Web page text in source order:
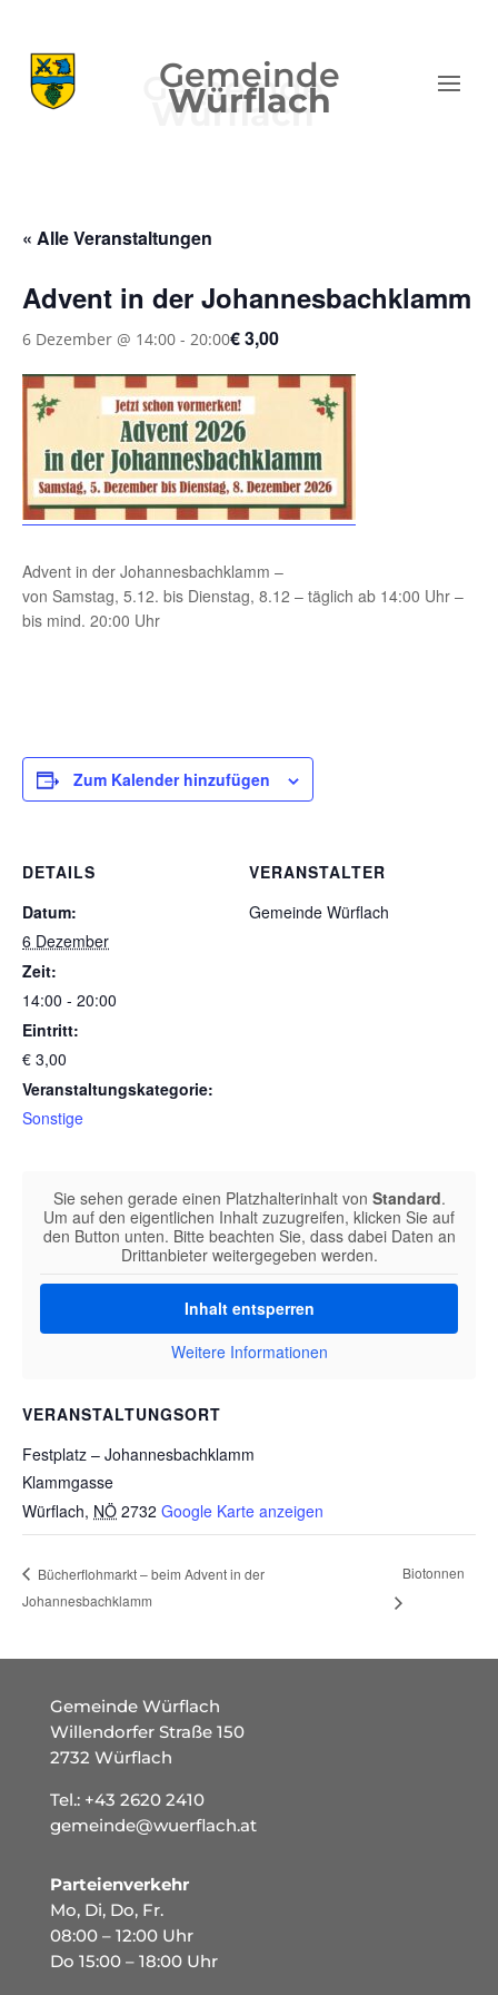
Gemeinde
Würflach
« Alle Veranstaltungen
Advent in der Johannesbachklamm
6 Dezember @ 14:00 - 20:00€ 3,00
Advent in der Johannesbachklamm –
von Samstag, 5.12. bis Dienstag, 8.12 – täglich ab 14:00 Uhr –
bis mind. 20:00 Uhr
Zum Kalender hinzufügen
DETAILS
Datum:
6 Dezember
Zeit:
14:00 - 20:00
Eintritt:
€ 3,00
Veranstaltungskategorie:
Sonstige
VERANSTALTER
Gemeinde Würflach
VERANSTALTUNGSORT
Festplatz – Johannesbachklamm
Klammgasse
Würflach, NÖ 2732 Google Karte anzeigen
Sie sehen gerade einen Platzhalterinhalt von Standard.
Um auf den eigentlichen Inhalt zuzugreifen, klicken Sie auf
den Button unten. Bitte beachten Sie, dass dabei Daten an
Drittanbieter weitergegeben werden.
Inhalt entsperren
Weitere Informationen
Bücherflohmarkt – beim Advent in der
Johannesbachklamm
Biotonnen
Gemeinde Würflach
Willendorfer Straße 150
2732 Würflach
Tel.: +43 2620 2410
gemeinde@wuerflach.at
Parteienverkehr
Mo, Di, Do, Fr.
08:00 – 12:00 Uhr
Do 15:00 – 18:00 Uhr